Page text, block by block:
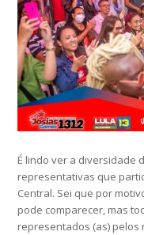
É lindo ver a diversidade
representativas que
Central. Sei que por
pode comparecer, mas
representados (as) pelos